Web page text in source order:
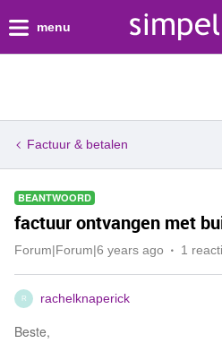
menu
Factuur & betalen
BEANTWOORD
factuur ontvangen met
Forum|Forum|6 years ago 1
R rachelknaperick
Beste,